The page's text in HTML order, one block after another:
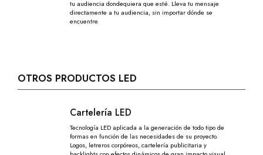
tu audiencia dondequiera que esté. Lleva tu mensaje
directamente a tu audiencia, sin importar dónde se
encuentre.
OTROS PRODUCTOS LED
Cartelería LED
Tecnología LED aplicada a la generación de todo tipo de
formas en función de las necesidades de su proyecto.
Logos, letreros corpóreos, cartelería publicitaria y